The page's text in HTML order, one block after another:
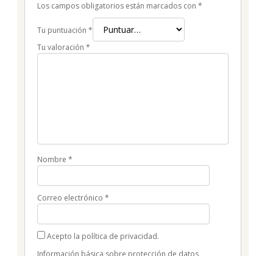
Los campos obligatorios están marcados con *
Tu puntuación *
Tu valoración *
Nombre *
Correo electrónico *
Acepto la política de privacidad.
Información básica sobre protección de datos